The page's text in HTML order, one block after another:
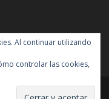
de Valladolid
Al continuar utilizando
controlar las cookies,